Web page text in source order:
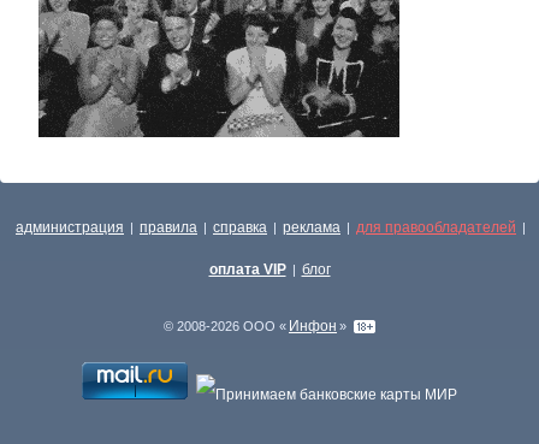
администрация | правила | справка | реклама | для правообладателей |
оплата VIP | блог
© 2008-2026 ООО « Инфон »